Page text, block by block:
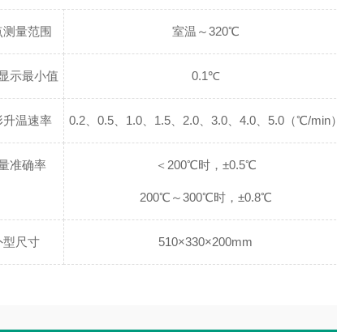
量范围 室温～320℃
示最小值 0.1℃
升温速率 0.2、0.5、1.0、1.5、2.0、3.0、4.0、5.0（℃/min）
准确率 ＜200℃时，±0.5℃
200℃～300℃时，±0.8℃
型尺寸 510×330×200mm